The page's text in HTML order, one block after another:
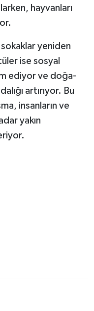
hayvanları
sokaklar yeniden
ise sosyal
ediyor ve doğa-
artırıyor. Bu
insanların ve
yakın